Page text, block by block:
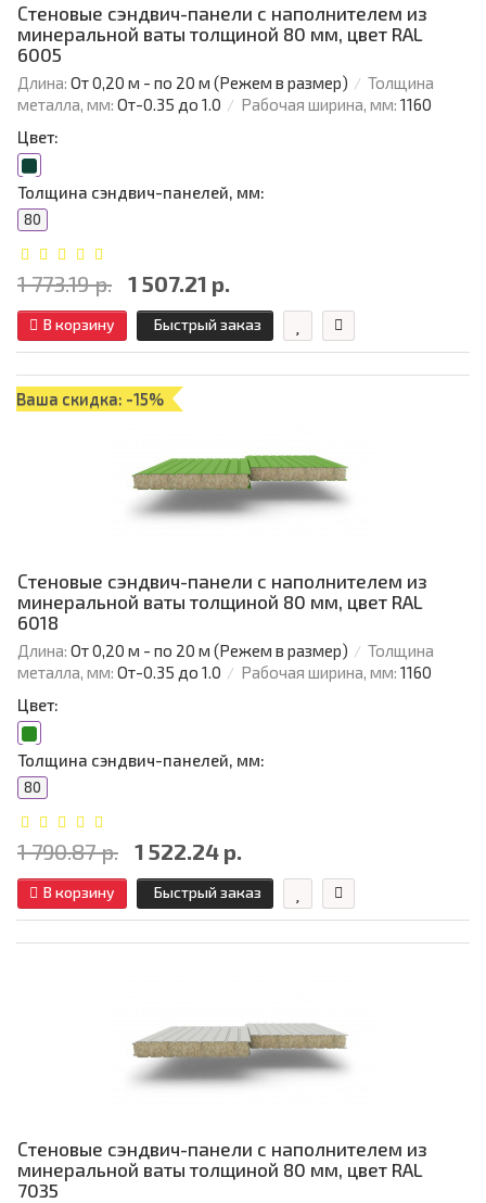
Стеновые сэндвич-панели с наполнителем из
минеральной ваты толщиной 80 мм, цвет RAL
6005
Длина: От 0,20 м - по 20 м (Режем в размер)
Толщина
металла, мм: От-0.35 до 1.0 Рабочая ширина, мм: 1160
Цвет:
Толщина сэндвич-панелей, мм:
80
1 773.19 р. 1 507.21 р.
В корзину Быстрый заказ
Ваша скидка: -15%
Стеновые сэндвич-панели с наполнителем из
минеральной ваты толщиной 80 мм, цвет RAL
6018
Длина: От 0,20 м - по 20 м (Режем в размер)
Толщина
металла, мм: От-0.35 до 1.0 Рабочая ширина, мм: 1160
Цвет:
Толщина сэндвич-панелей, мм:
80
1 790.87 р. 1 522.24 р.
В корзину Быстрый заказ
Стеновые сэндвич-панели с наполнителем из
минеральной ваты толщиной 80 мм, цвет RAL
7035